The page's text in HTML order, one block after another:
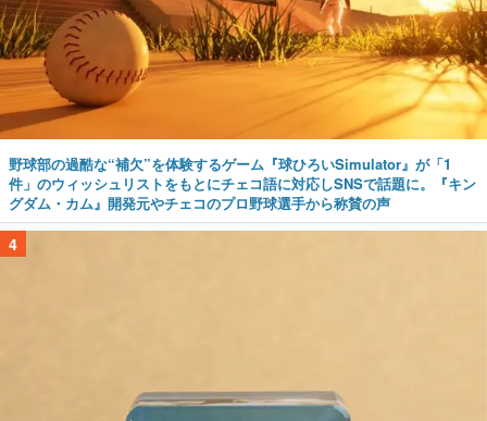
野球部の過酷な“補欠”を体験するゲーム『球ひろいSimulator』が「1
件」のウィッシュリストをもとにチェコ語に対応しSNSで話題に。『キン
グダム・カム』開発元やチェコのプロ野球選手から称賛の声
4